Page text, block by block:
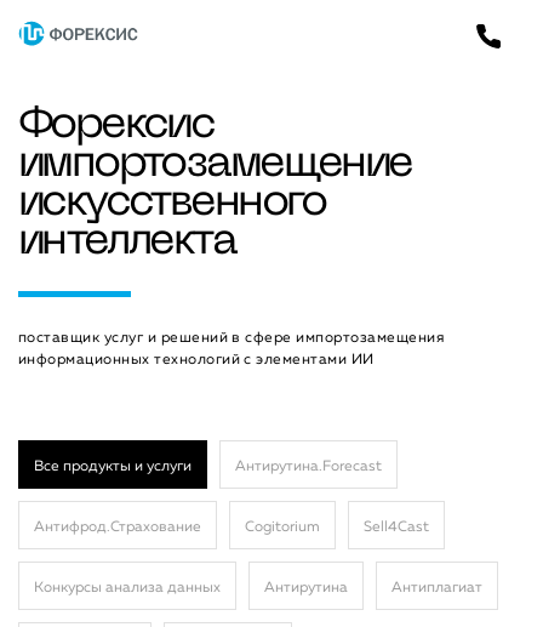
Форексис
импортозамещение
искусственного
интеллекта
поставщик услуг и решений в сфере импортозамещения
информационных технологий с элементами ИИ
Все продукты и услуги Антирутина.Forecast
Антифрод.Страхование Cogitorium Sell4Cast
Конкурсы анализа данных Антирутина Антиплагиат